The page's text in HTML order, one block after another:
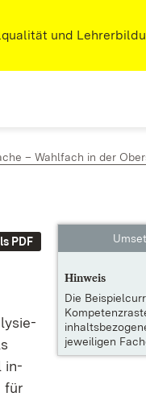
und
– Wahlfach in der
PDF
in­
für
Hinweis
Die
jeweiligen